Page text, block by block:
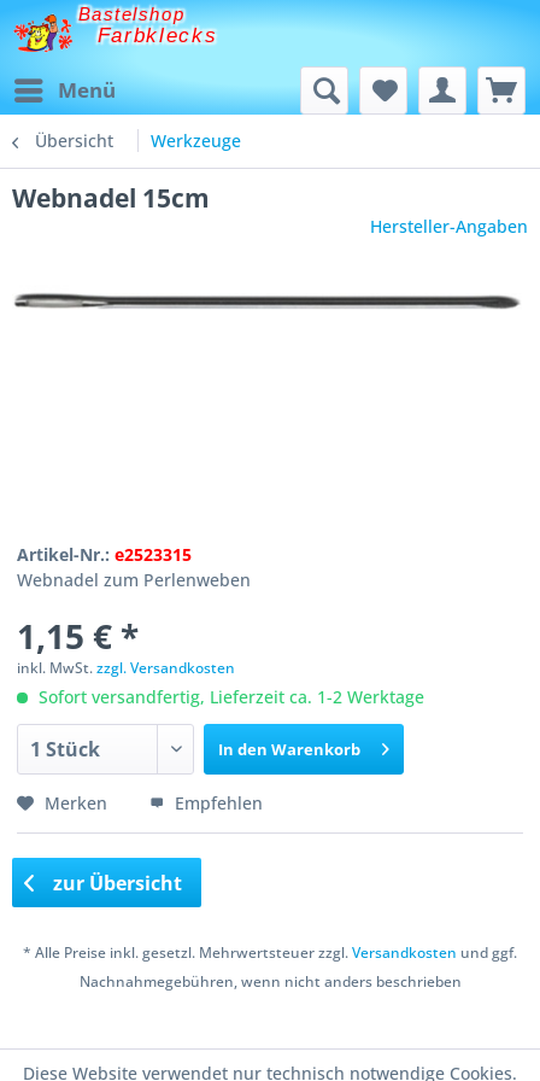
Bastelshop
Farbklecks
Menü
Übersicht Werkzeuge
Webnadel 15cm
Hersteller-Angaben
Artikel-Nr.:e2523315
Webnadel zum Perlenweben
1,15 € *
inkl. MwSt.zzgl. Versandkosten
Sofort versandfertig, Lieferzeit ca. 1-2 Werktage
In den Warenkorb
Merken Empfehlen
zur Übersicht
* Alle Preise inkl. gesetzl. Mehrwertsteuer zzgl.Versandkosten und ggf.
Nachnahmegebühren, wenn nicht anders beschrieben
Diese Website verwendet nur technisch notwendige Cookies.